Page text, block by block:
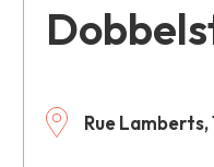
Rue